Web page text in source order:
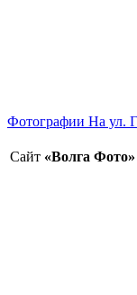
Фотографии На ул.
Сайт «Волга Фото»